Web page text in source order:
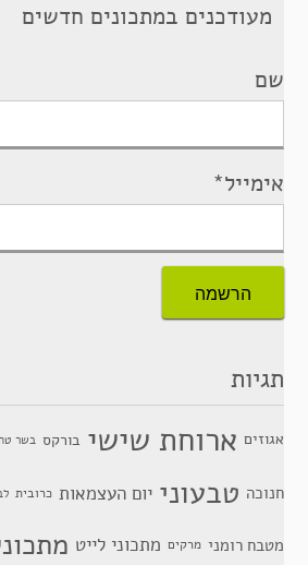
מעודכנים במתכונים חדשים
שם
אימייל*
תגיות
אגוזים ארוחת שישי בורקס בשר
חנוכה טבעוני יום העצמאות כרובית
מטבח רומני מרקים מתכוני לייט